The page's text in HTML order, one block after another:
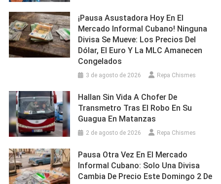
¡Pausa Asustadora Hoy En El
Mercado Informal Cubano! Ninguna
Divisa Se Mueve: Los Precios Del
Dólar, El Euro Y La MLC Amanecen
Congelados
3 de agosto de 2026 Repa Chismes
Hallan Sin Vida A Chofer De
Transmetro Tras El Robo En Su
Guagua En Matanzas
2 de agosto de 2026 Repa Chismes
Pausa Otra Vez En El Mercado
Informal Cubano: Solo Una Divisa
Cambia De Precio Este Domingo 2 De